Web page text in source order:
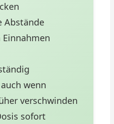
Abstände
wenn
verschwinden
sofort